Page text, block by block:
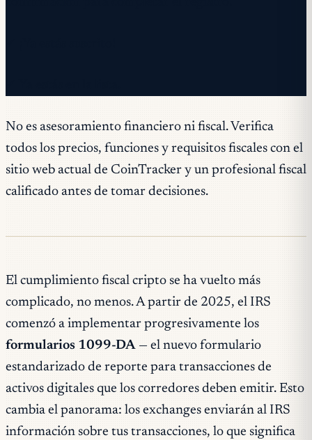
No es asesoramiento financiero ni fiscal. Verifica
todos los precios, funciones y requisitos fiscales con el
sitio web actual de CoinTracker y un profesional fiscal
calificado antes de tomar decisiones.
El cumplimiento fiscal cripto se ha vuelto más
complicado, no menos. A partir de 2025, el IRS
comenzó a implementar progresivamente los
formularios 1099-DA — el nuevo formulario
estandarizado de reporte para transacciones de
activos digitales que los corredores deben emitir. Esto
cambia el panorama: los exchanges enviarán al IRS
información sobre tus transacciones, lo que significa